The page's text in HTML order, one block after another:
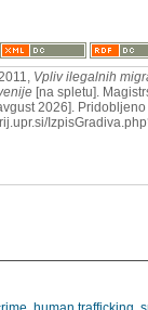
Vpliv ilegalnih
[na spletu].
2026]. Pridobljeno